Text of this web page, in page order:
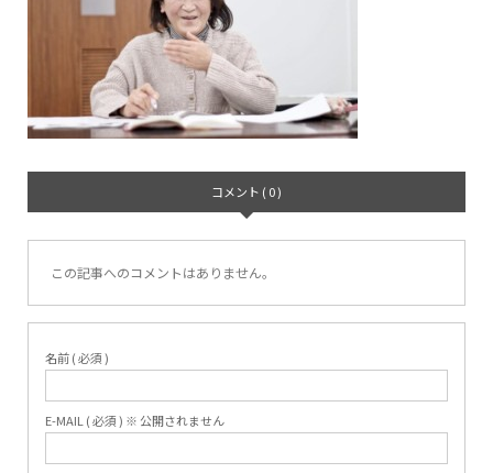
コメント ( 0 )
この記事へのコメントはありません。
名前 ( 必須 )
E-MAIL ( 必須 ) ※ 公開されません